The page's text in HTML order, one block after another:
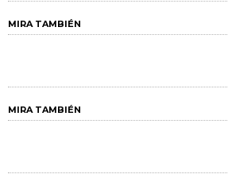
MIRA TAMBIÉN
MIRA TAMBIÉN